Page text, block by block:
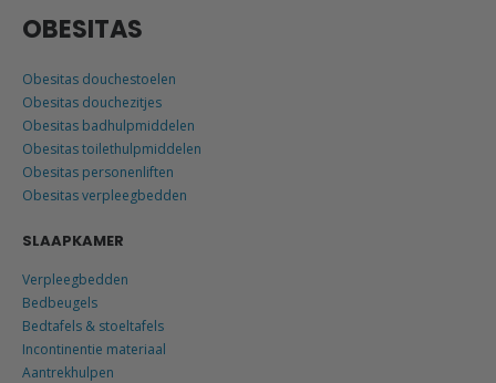
OBESITAS
Obesitas douchestoelen
Obesitas douchezitjes
Obesitas badhulpmiddelen
Obesitas toilethulpmiddelen
Obesitas personenliften
Obesitas verpleegbedden
SLAAPKAMER
Verpleegbedden
Bedbeugels
Bedtafels & stoeltafels
Incontinentie materiaal
Aantrekhulpen